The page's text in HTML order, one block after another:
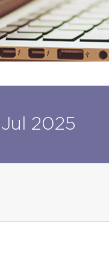
Jul 2025